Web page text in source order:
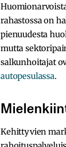
rahastossa on
pienuudesta
mutta
salkunhoitajat
autopesulassa.
Kehittyvien